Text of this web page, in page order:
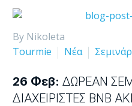
By Nikoleta
Tourmie
Νέα
26 Φεβ: ΔΩΡΕΆΝ
ΔΙΑΧΕΙΡΙΣΤΈΣ BNB